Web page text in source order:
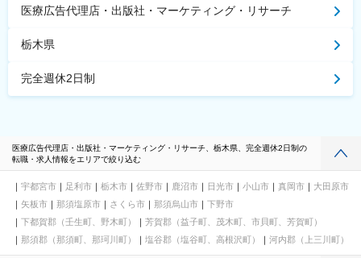
医療広告代理店・出版社・マーケティング・リサーチ
栃木県
完全週休2日制
医療広告代理店・出版社・マーケティング・リサーチ、栃木県、完全週休2日制の
転職・求人情報をエリアで絞り込む
宇都宮市 足利市 栃木市 佐野市 鹿沼市 日光市 小山市 真岡市
大田原市
矢板市
那須塩原市 さくら市 那須烏山市
下野市
下都賀郡（壬生町、野木町）
芳賀郡（益子町、茂木町、市貝町、芳賀町）
那須郡（那須町、那珂川町）
塩谷郡（塩谷町、高根沢町） 河内郡（上三川町）